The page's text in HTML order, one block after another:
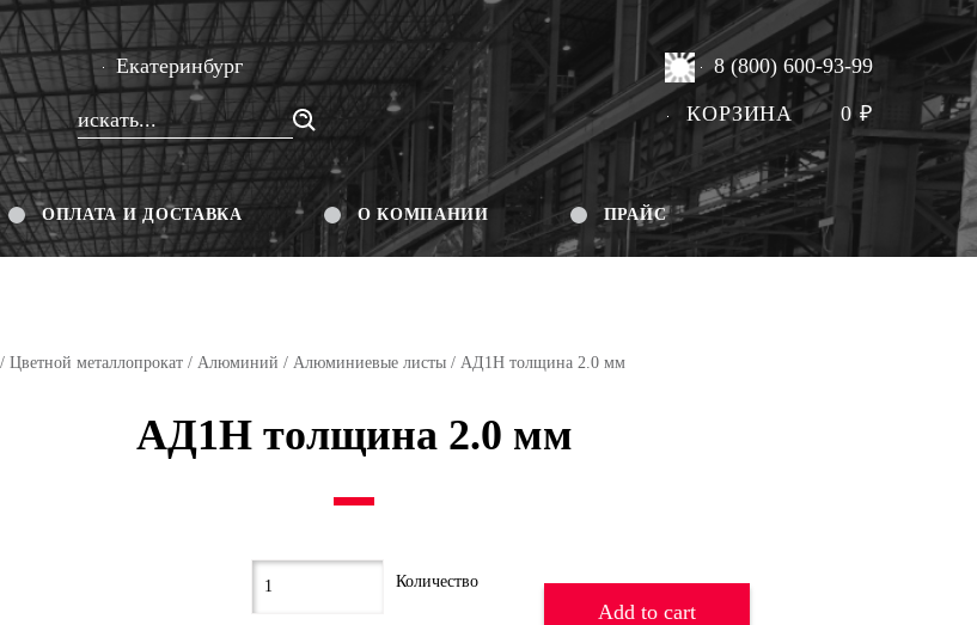
Екатеринбург 8 (800) 600-93-99
КОРЗИНА 0₽
ОПЛАТА И ДОСТАВКА О КОМПАНИИ ПРАЙС
Цветной металлопрокат/ Алюминий / Алюминиевые листы/ АД1Н толщина 2.0 мм
АД1Н толщина 2.0 мм
Add to cart